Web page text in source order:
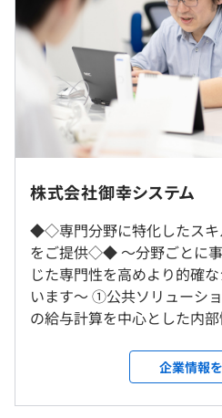
◼︎信用金庫システムの補完業務
◼︎自治体向けシステムの再構
の作成、プログラムの修正、
チ作成、製造、レビュー、単
などの対応、お客さまからの
・人事システム
・社会保険システム
・税務システム
・福利厚生システム
・情報セキュリティ教育（年1
・資格報奨金制度
◎転勤はありません。
◎勤務地は本人の希望を考慮し
就業場所の変更範囲
＜雇入時＞
お客さま先、東京本社、およ
＜変更範囲＞
想定年収 は年収提示額を保証
※就業先により前後する可能性
平均残業時間：平均20時間／月
《年間休日：120日以上》
・完全週休2日制（土・日）
株式会社御幸システム
◆◇専門分野に特化したスキ
をご提供◇◆ 〜分野ごとに
じた専門性を高めより的確
います〜 ①公共ソリューション事業部 〜自治体向け
の給与計算を中心とした内
与計算を中心とした内部情
提案から開発、サービス後
開発経験も豊富であり、そ
企業情報